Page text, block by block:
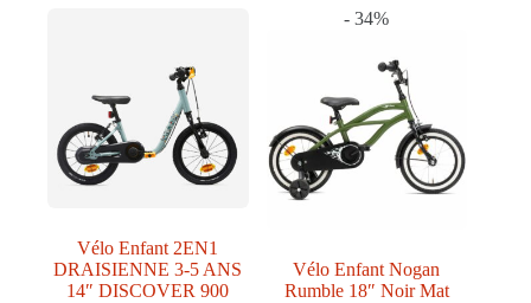
options
peuvent
être
choisies
sur
produit
plusieurs
variations.
options
peuvent
être
choisies
sur
Vélo Enfant 2EN1
DRAISIENNE 3-5 ANS
14″ DISCOVER 900
- 34%
Vélo Enfant Nogan
Rumble 18″ Noir Mat